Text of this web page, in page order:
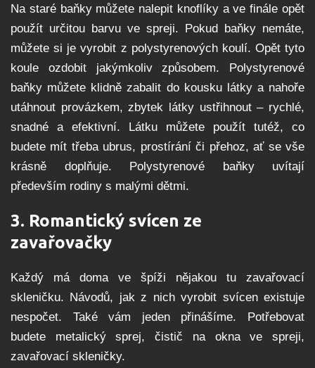
Na staré baňky můžete nalepit knoflíky a ve finále opět
použít určitou barvu ve spreji. Pokud baňky nemáte,
můžete si je vyrobit z polystyrenových koulí. Opět tyto
koule ozdobit jakýmkoliv způsobem. Polystyrenové
baňky můžete klidně zabalit do kousku látky a nahoře
utáhnout provázkem, zbytek látky ustřihnout – rychlé,
snadné a efektivní. Látku můžete použít tutéž, co
budete mít třeba ubrus, prostírání či přehoz, ať se vše
krásně doplňuje. Polystyrenové baňky uvítají
především rodiny s malými dětmi.
3. Romantický svícen ze
zavařovačky
Každý má doma ve špíži nějakou tu zavařovací
skleničku. Návodů, jak z nich vyrobit svícen existuje
nespočet. Také vám jeden přinášíme. Potřebovat
budete metalický sprej, čistič na okna ve spreji,
zavařovací skleničky.